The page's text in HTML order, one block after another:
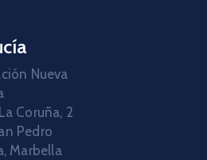
Nueva
Coruña, 2
Pedro
Marbella